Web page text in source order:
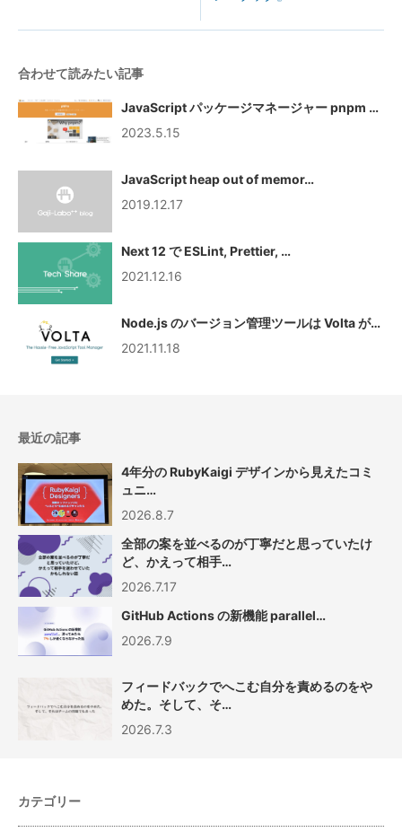
合わせて読みたい記事
JavaScript パッケージマネージャー pnpm …
2023.5.15
JavaScript heap out of memor…
2019.12.17
Next 12 で ESLint, Prettier, …
2021.12.16
Node.js のバージョン管理ツールは Volta が…
2021.11.18
最近の記事
4年分の RubyKaigi デザインから見えたコミ
ュニ…
2026.8.7
全部の案を並べるのが丁寧だと思っていたけ
ど、かえって相手…
2026.7.17
GitHub Actions の新機能 parallel…
2026.7.9
フィードバックでへこむ自分を責めるのをや
めた。そして、そ…
2026.7.3
カテゴリー